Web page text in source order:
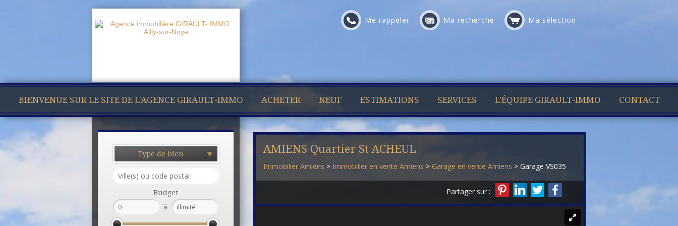
Me rappeler Ma recherche Ma sélection
BIENVENUE SUR LE SITE DE L'AGENCE GIRAULT-IMMO ACHETER NEUF ESTIMATIONS SERVICES L'ÉQUIPE GIRAULT-IMMO CONTACT
Type de bien
Budget
à
AMIENS Quartier St ACHEUL
Immobilier Amiens > Immobilier en vente Amiens > Garage en vente Amiens > Garage VS035
Partager sur :